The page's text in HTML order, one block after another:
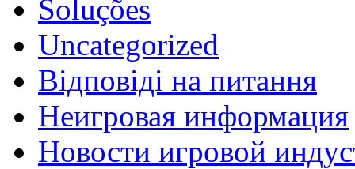
Soluções
Uncategorized
Відповіді на питання
Неигровая информация
Новости игровой